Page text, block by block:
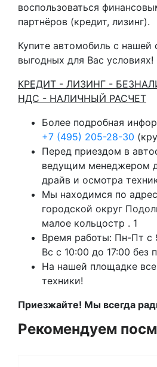
воспользоваться
партнёров (кредит, лизинг).
Купите автомобиль с нашей
выгодных для Вас условиях!
КРЕДИТ - ЛИЗИНГ -
НДС - НАЛИЧНЫЙ РАСЧЕТ
Более подробная
+7 (495) 205-28-30
Перед приездом в
ведущим менеджером
драйв и осмотра
Мы находимся по
городской округ
малое кольцостр . 1
Время работы: Пн-Пт с
Вс с 10:00 до 17:00 без
На нашей площадке
техники!
Приезжайте! Мы всегда
Рекомендуем